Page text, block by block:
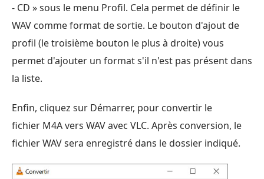
- CD » sous le menu Profil. Cela permet de définir le
WAV comme format de sortie. Le bouton d'ajout de
profil (le troisième bouton le plus à droite) vous
permet d'ajouter un format s'il n'est pas présent dans
la liste.
Enfin, cliquez sur Démarrer, pour convertir le
fichier M4A vers WAV avec VLC. Après conversion, le
fichier WAV sera enregistré dans le dossier indiqué.